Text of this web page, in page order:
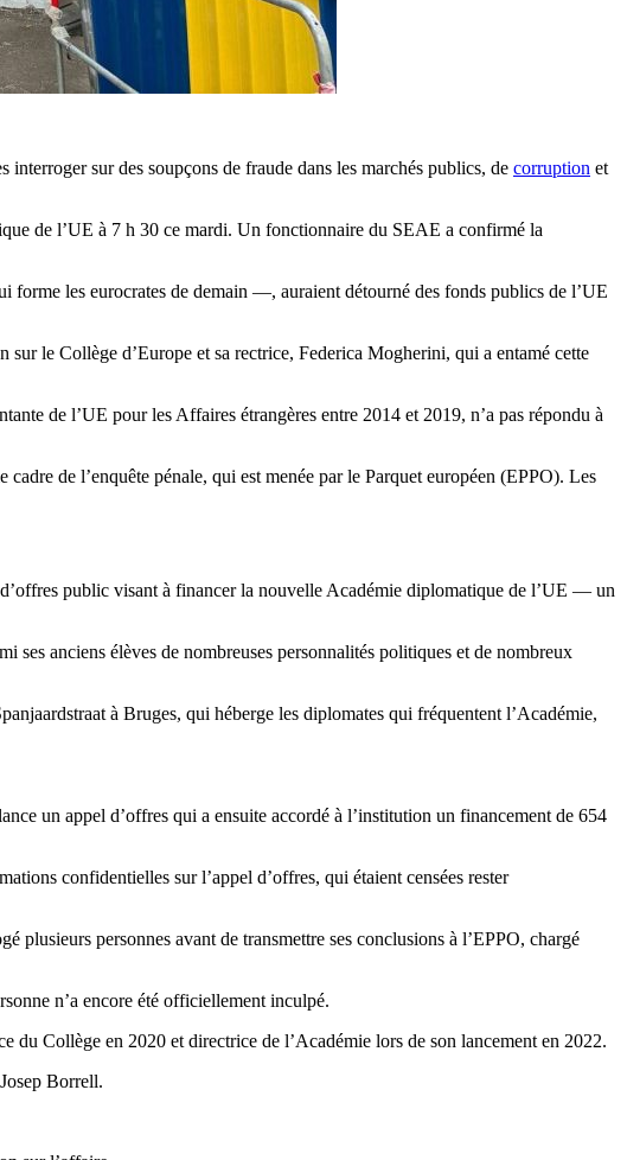
sur des soupçons de fraude dans les marchés publics, de corruption et
de l’UE à 7 h 30 ce mardi. Un fonctionnaire du SEAE a confirmé la
forme les eurocrates de demain —, auraient détourné des fonds publics de l’UE
le Collège d’Europe et sa rectrice, Federica Mogherini, qui a entamé cette
de l’UE pour les Affaires étrangères entre 2014 et 2019, n’a pas répondu à
de l’enquête pénale, qui est menée par le Parquet européen (EPPO). Les
d’offres public visant à financer la nouvelle Académie diplomatique de l’UE — un
ses anciens élèves de nombreuses personnalités politiques et de nombreux
à Bruges, qui héberge les diplomates qui fréquentent l’Académie,
un appel d’offres qui a ensuite accordé à l’institution un financement de 654
confidentielles sur l’appel d’offres, qui étaient censées rester
personnes avant de transmettre ses conclusions à l’EPPO, chargé
n’a encore été officiellement inculpé.
Collège en 2020 et directrice de l’Académie lors de son lancement en 2022.
Borrell.